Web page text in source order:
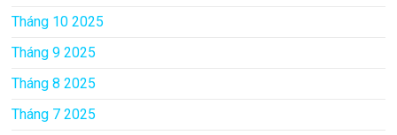
Tháng 10 2025
Tháng 9 2025
Tháng 8 2025
Tháng 7 2025